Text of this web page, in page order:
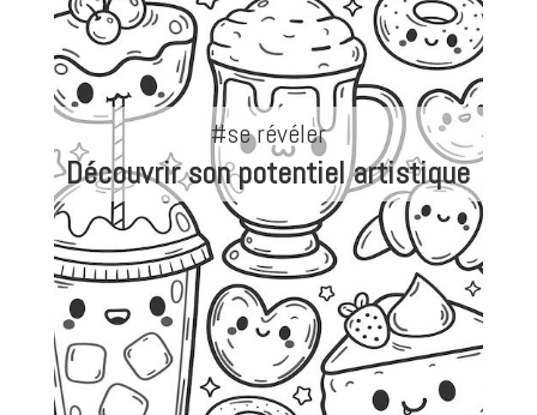
#se révéler
Découvrir son potentiel artistique